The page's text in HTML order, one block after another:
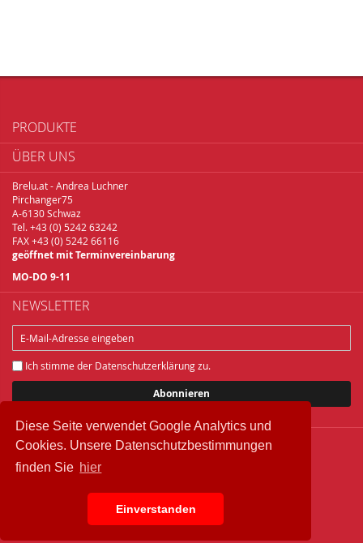
Diese Seite verwendet Google Analytics und
Cookies. Unsere Datenschutzbestimmungen
finden Sie hier
Einverstanden
PRODUKTE
ÜBER UNS
Brelu.at - Andrea Luchner
Pirchanger75
A-6130 Schwaz
Tel. +43 (0) 5242 63242
FAX +43 (0) 5242 66116
geöffnet mit Terminvereinbarung
MO-DO 9-11
NEWSLETTER
Ich stimme der Datenschutzerklärungzu.
Abonnieren
Copyright © 2018 Brelu.at Brennereifachbedarf
Datenschutz
IMPRESSUM
AGB